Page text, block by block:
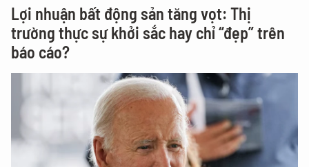
Lợi nhuận bất động sản tăng vọt: Thị
trường thực sự khởi sắc hay chỉ “đẹp” trên
báo cáo?